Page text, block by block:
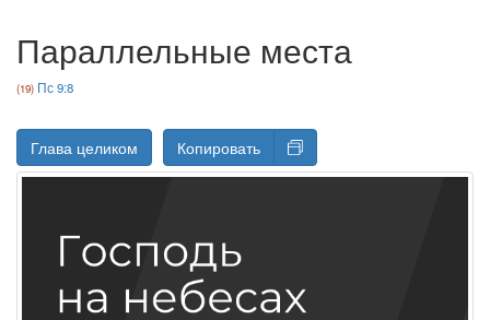
Параллельные места
Пс 9:8
Глава целиком Копировать